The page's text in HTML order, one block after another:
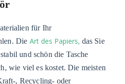
für Ihr
Die Art des Papiers, das Sie
und schön die Tasche
wie viel es kostet. Die meisten
, Recycling- oder